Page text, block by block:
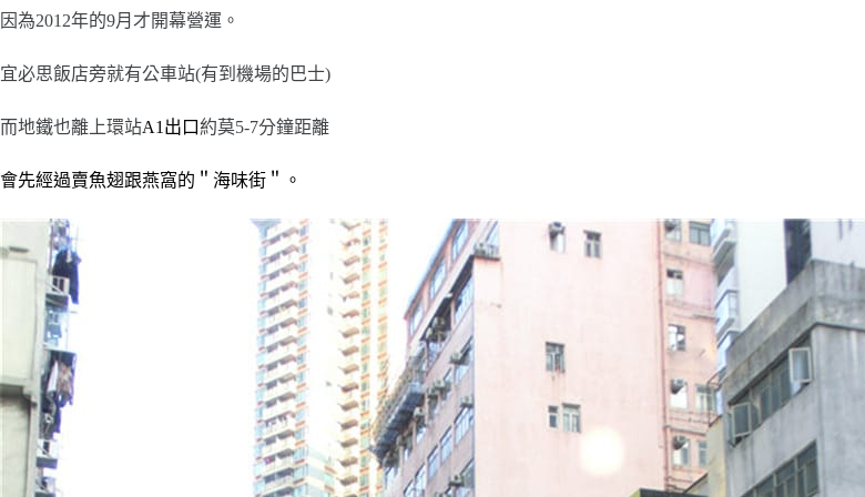
因為2012年的9月才開幕營運。
宜必思飯店旁就有公車站(有到機場的巴士)
而地鐵也離上環站A1 出口約莫5-7分鐘距離
會先經過賣魚翅跟燕窩的＂海味街＂。